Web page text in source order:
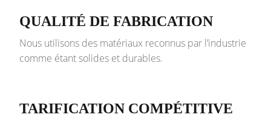
QUALITÉ DE FABRICATION
Nous utilisons des matériaux reconnus par l’industrie
comme étant solides et durables.
TARIFICATION COMPÉTITIVE